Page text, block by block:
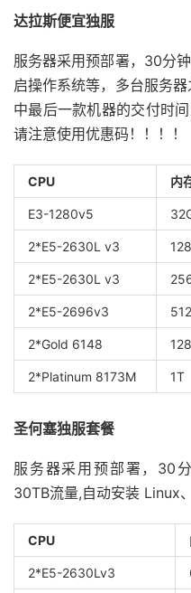
达拉斯便宜独服
服务器采用预部署，30分
启操作系统等，多台服务
中最后一款机器的交付时
请注意使用优惠码！！！！
CPU 内
E3-1280v5
2*E5-2630L v3
2*E5-2630L v3
2*E5-2696v3
2*Gold 6148
2*Platinum 8173M 1T
圣何塞独服套餐
服务器采用预部署，30
30TB流量,自动安装 Linux
CPU
2*E5-2630Lv3